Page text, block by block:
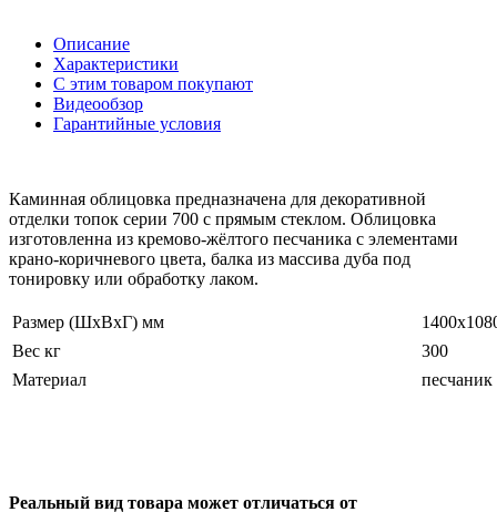
Описание
Характеристики
С этим товаром покупают
Видеообзор
Гарантийные условия
Каминная облицовка предназначена для декоративной
отделки топок серии 700 с прямым стеклом. Облицовка
изготовленна из кремово-жёлтого песчаника с элементами
крано-коричневого цвета, балка из массива дуба под
тонировку или обработку лаком.
Размер (ШхВхГ) мм
Вес кг
300
Материал
песчаник
Реальный вид товара может отличаться от